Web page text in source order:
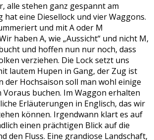
alle stehen ganz gespannt am
hat eine Diesellock und vier Waggons.
und mit A oder M
haben A, wie „Aussicht“ und nicht M,
und hoffen nun nur noch, dass
verziehen. Die Lock setzt uns
lautem Hupen in Gang, der Zug ist
der Hochsaison soll man wohl einige
Voraus buchen. Im Waggon erhalten
Erläuterungen in Englisch, das wir
können. Irgendwann klart es auf
einen prächtigen Blick auf die
den Fluss. Eine grandiose Landschaft,